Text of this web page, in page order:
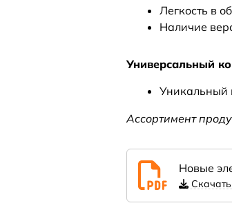
Легкость в
Наличие
Универсальный
Уникальный
Ассортимент
Новые